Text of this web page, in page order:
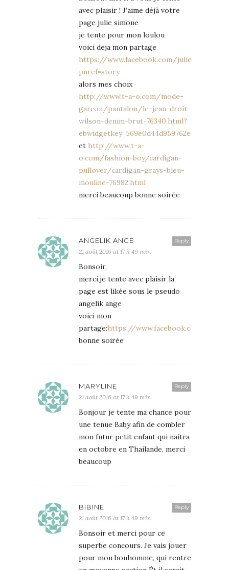
avec plaisir ! J’aime déjà votre
page julie simone
je tente pour mon loulou
voici deja mon partage
https://www.facebook.com/juliesimone59/
pnref=story
alors mes choix
http://www.t-a-o.com/mode-
garcon/pantalon/le-jean-droit-
wilson-denim-brut-76340.html?
ebwidgetkey=569e0d44d959762e435b00ab
et http://www.t-a-
o.com/fashion-boy/cardigan-
pullover/cardigan-grays-bleu-
mouline-76982.html
merci beaucoup bonne soirée
Reply
ANGELIK ANGE
21 août 2016 at 17 h 49 min
Bonsoir,
merci,je tente avec plaisir la
page est likée sous le pseudo
angelik ange
voici mon
partage:https://www.facebook.com/
bonne soirée
Reply
MARYLINE
21 août 2016 at 17 h 49 min
Bonjour je tente ma chance pour
une tenue Baby afin de combler
mon futur petit enfant qui naitra
en octobre en Thailande, merci
beaucoup
Reply
BIBINE
21 août 2016 at 17 h 49 min
Bonsoir et merci pour ce
superbe concours. Je vais jouer
pour mon bonhomme, qui rentre